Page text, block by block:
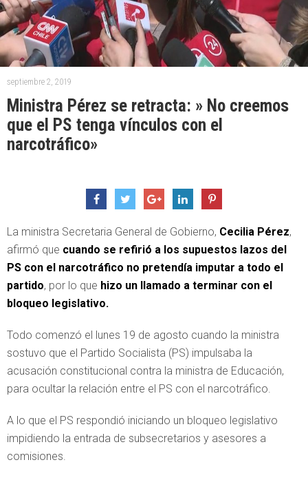
septiembre 2, 2019
Ministra Pérez se retracta: » No creemos
que el PS tenga vínculos con el
narcotráfico»
La ministra Secretaria General de Gobierno, Cecilia Pérez,
afirmó que cuando se refirió a los supuestos lazos del
PS con el narcotráfico no pretendía imputar a todo el
partido, por lo que hizo un llamado a terminar con el
bloqueo legislativo.
Todo comenzó el lunes 19 de agosto cuando la ministra
sostuvo que el Partido Socialista (PS) impulsaba la
acusación constitucional contra la ministra de Educación,
para ocultar la relación entre el PS con el narcotráfico.
A lo que el PS respondió iniciando un bloqueo legislativo
impidiendo la entrada de subsecretarios y asesores a
comisiones.